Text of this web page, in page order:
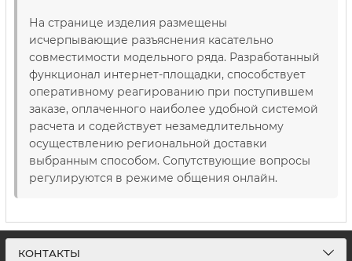
На странице изделия размещены
исчерпывающие разъяснения касательно
совместимости модельного ряда. Разработанный
функционал интернет-площадки, способствует
оперативному реагированию при поступившем
заказе, оплаченного наиболее удобной системой
расчета и содействует незамедлительному
осуществлению региональной доставки
выбранным способом. Сопутствующие вопросы
регулируются в режиме общения онлайн.
КОНТАКТЫ